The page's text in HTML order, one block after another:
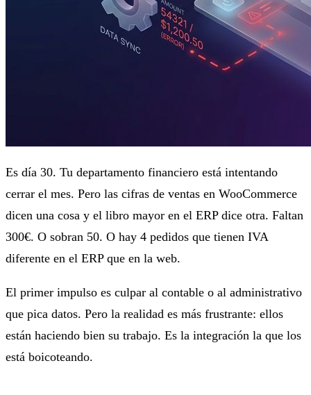
Es día 30. Tu departamento financiero está intentando
cerrar el mes. Pero las cifras de ventas en WooCommerce
dicen una cosa y el libro mayor en el ERP dice otra. Faltan
300€. O sobran 50. O hay 4 pedidos que tienen IVA
diferente en el ERP que en la web.
El primer impulso es culpar al contable o al administrativo
que pica datos. Pero la realidad es más frustrante: ellos
están haciendo bien su trabajo. Es la integración la que los
está boicoteando.